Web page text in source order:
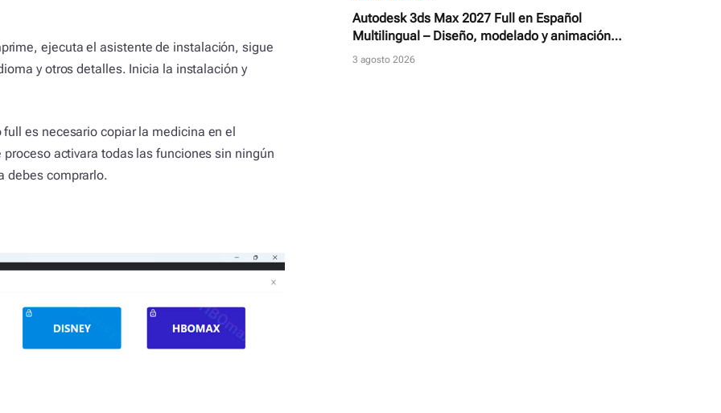
ejecuta el asistente de instalación, sigue
y otros detalles. Inicia la instalación y
es necesario copiar la medicina en el
activara todas las funciones sin ningún
debes comprarlo.
Autodesk 3ds Max 2027 Full en Español
Multilingual – Diseño, modelado y animación
3D
3 agosto 2026